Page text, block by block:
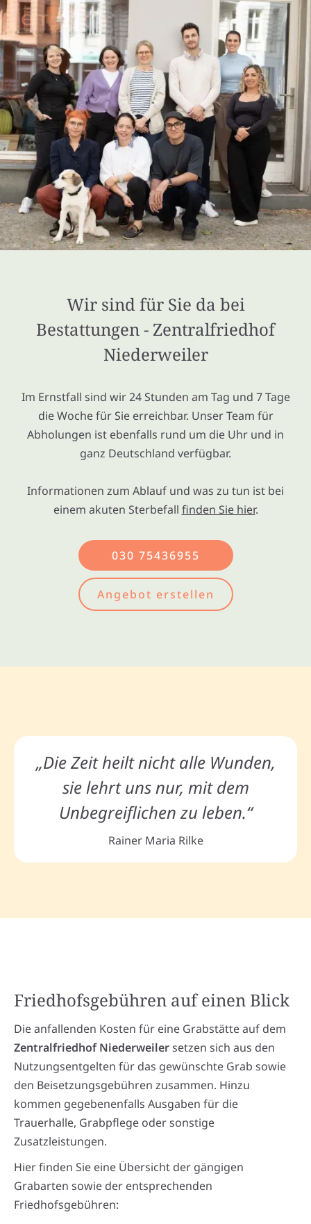
Wir sind für Sie da bei
Bestattungen - Zentralfriedhof
Niederweiler
Im Ernstfall sind wir 24 Stunden am Tag und 7 Tage
die Woche für Sie erreichbar. Unser Team für
Abholungen ist ebenfalls rund um die Uhr und in
ganz Deutschland verfügbar.
Informationen zum Ablauf und was zu tun ist bei
einem akuten Sterbefall finden Sie hier.
030 75436955
Angebot erstellen
„Die Zeit heilt nicht alle Wunden,
sie lehrt uns nur, mit dem
Unbegreiflichen zu leben.“
Rainer Maria Rilke
Friedhofsgebühren auf einen Blick
Die anfallenden Kosten für eine Grabstätte auf dem
Zentralfriedhof Niederweilersetzen sich aus den
Nutzungsentgelten für das gewünschte Grab sowie
den Beisetzungsgebühren zusammen. Hinzu
kommen gegebenenfalls Ausgaben für die
Trauerhalle, Grabpflege oder sonstige
Zusatzleistungen.
Hier finden Sie eine Übersicht der gängigen
Grabarten sowie der entsprechenden
Friedhofsgebühren: